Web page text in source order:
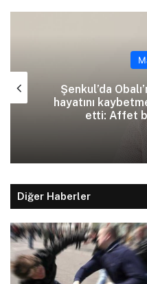
Şenkul’da
hayatını
etti: Affet
Diğer Haberler